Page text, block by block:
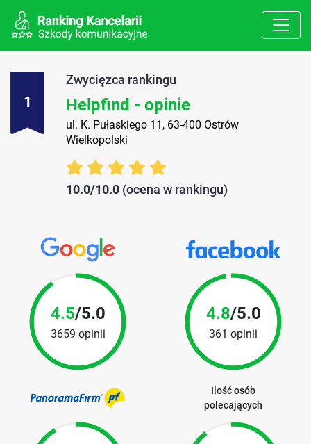
1
Zwycięzca rankingu
Helpfind - opinie
ul. K. Pułaskiego 11, 63-400 Ostrów
Wielkopolski
10.0/10.0 (ocena w rankingu)
4.5/5.0
3659 opinii
4.8/5.0
361 opinii
Ilość osób
polecających